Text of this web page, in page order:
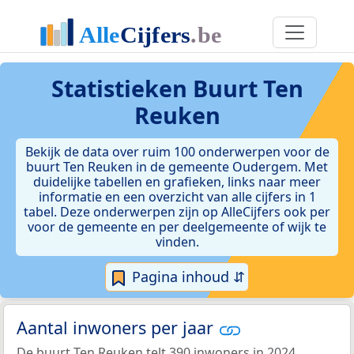
Statistieken Buurt Ten
Reuken
Bekijk de data over ruim 100 onderwerpen voor de
buurt Ten Reuken in de gemeente Oudergem. Met
duidelijke tabellen en grafieken, links naar meer
informatie en een overzicht van alle cijfers in 1
tabel. Deze onderwerpen zijn op AlleCijfers ook per
voor de gemeente en per deelgemeente of wijk te
vinden.
Pagina inhoud ⇵
Aantal inwoners per jaar